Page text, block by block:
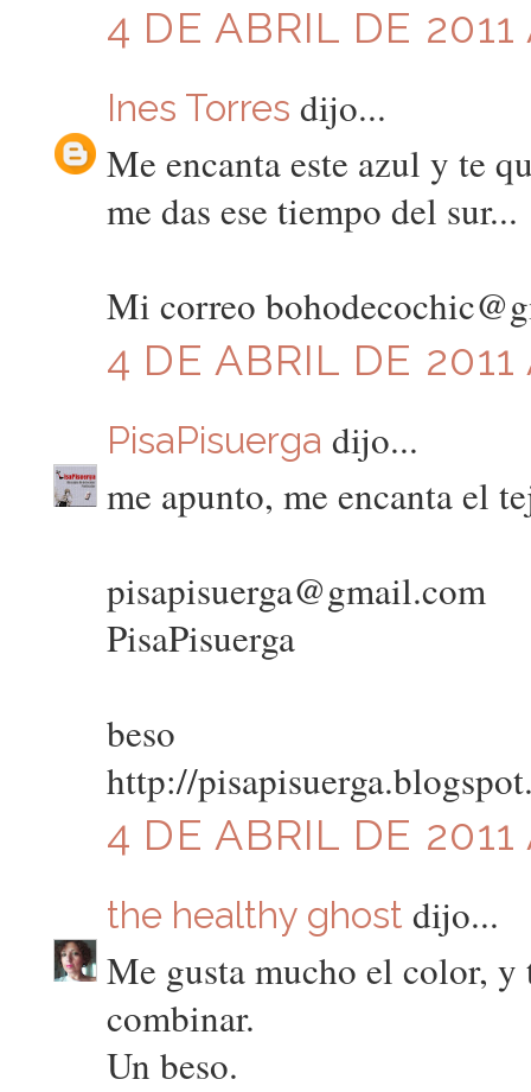
4 DE ABRIL DE
Ines Torres dijo...
Me encanta este azul y te
me das ese tiempo del sur...
Mi correo
4 DE ABRIL DE
PisaPisuerga dijo...
me apunto, me encanta el
pisapisuerga@gmail.com
PisaPisuerga
beso
http://
4 DE ABRIL DE
the healthy ghost dijo...
Me gusta mucho el color, y
combinar.
Un beso.